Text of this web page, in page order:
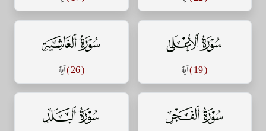
سورة الأعلى
( 19 ) آية
سورة الغاشية
( 26 ) آية
سورة الفجر سورة البلد